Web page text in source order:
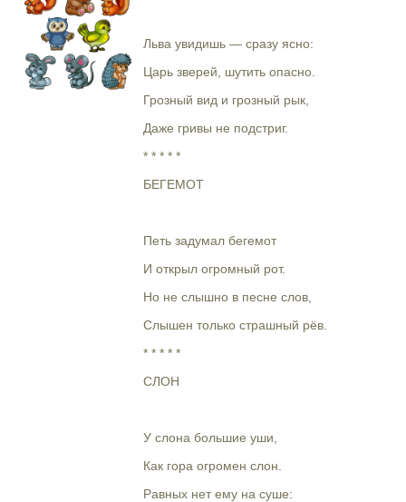
Льва увидишь — сразу ясно:
Царь зверей, шутить опасно.
Грозный вид и грозный рык,
Даже гривы не подстриг.
* * * * *
БЕГЕМОТ
Петь задумал бегемот
И открыл огромный рот.
Но не слышно в песне слов,
Слышен только страшный рёв.
* * * * *
СЛОН
У слона большие уши,
Как гора огромен слон.
Равных нет ему на суше: